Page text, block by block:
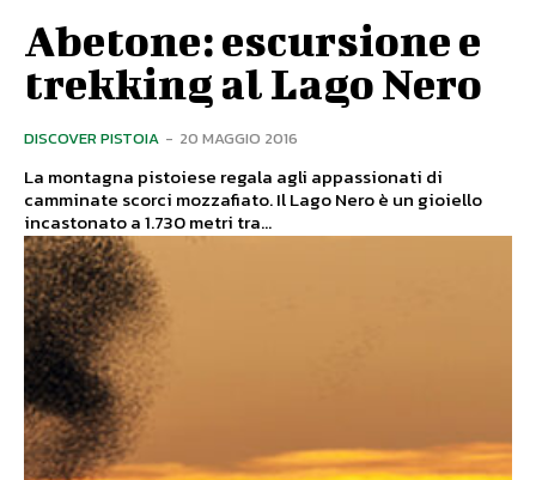
Abetone: escursione e
trekking al Lago Nero
DISCOVER PISTOIA - 20 MAGGIO 2016
La montagna pistoiese regala agli appassionati di
camminate scorci mozzafiato. Il Lago Nero è un gioiello
incastonato a 1.730 metri tra...